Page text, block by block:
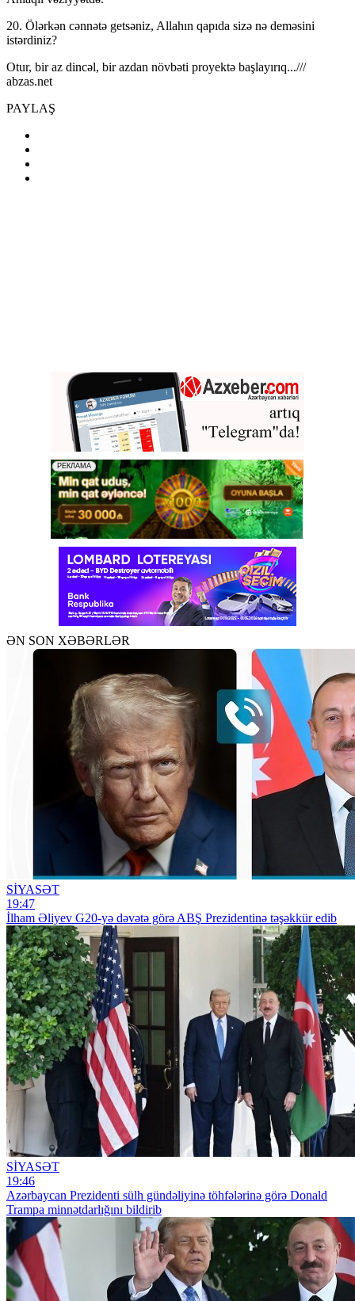
20. Ölərkən cənnətə getsəniz, Allahın qapıda sizə nə deməsini
istərdiniz?
Otur, bir az dincəl, bir azdan növbəti proyektə başlayırıq...///
abzas.net
PAYLAŞ
ƏN SON XƏBƏRLƏR
SİYASƏT
19:47
İlham Əliyev G20-yə dəvətə görə ABŞ Prezidentinə təşəkkür edib
SİYASƏT
19:46
Azərbaycan Prezidenti sülh gündəliyinə töhfələrinə görə Donald
Trampa minnətdarlığını bildirib